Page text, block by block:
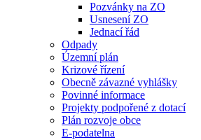
Pozvánky na ZO
Usnesení ZO
Jednací řád
Odpady
Územní plán
Krizové řízení
Obecně závazné vyhlášky
Povinné informace
Projekty podpořené z dotací
Plán rozvoje obce
E-podatelna